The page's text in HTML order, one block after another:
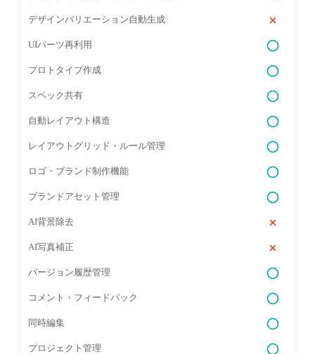
デザインバリエーション自動生成
UIパーツ再利用
プロトタイプ作成
スペック共有
自動レイアウト構造
レイアウトグリッド・ルール管理
ロゴ・ブランド制作機能
ブランドアセット管理
AI背景除去
AI写真補正
バージョン履歴管理
コメント・フィードバック
同時編集
プロジェクト管理